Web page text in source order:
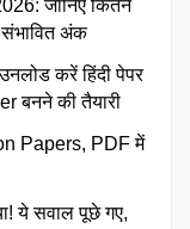
जानिए कितने
अंक
करें हिंदी पेपर
बनने की तैयारी
Papers, PDF में
ये सवाल पूछे गए,